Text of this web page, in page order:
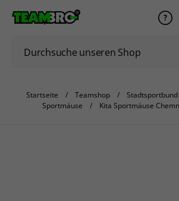
Startseite Teamshop
Sportmäuse
Kita Sportmäuse